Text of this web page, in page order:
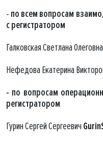
- по всем вопросам
с регистратором
Галковская Светлана Олеговна
Нефедова Екатерина
- по вопросам
регистратором
Гурин Сергей Сергеевич